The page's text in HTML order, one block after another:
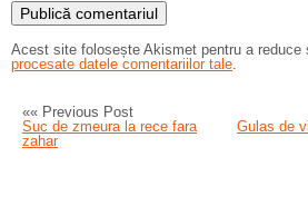
Acest site folosește Akismet pentru a reduce
procesate datele comentariilor tale
«« Previous Post
Suc de zmeura la rece fara
zahar
Gulas de